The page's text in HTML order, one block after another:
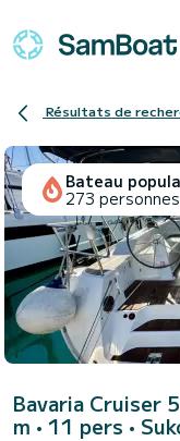
Résultats de
Bateau
273
Bavaria Cruiser
m • 11 pers •